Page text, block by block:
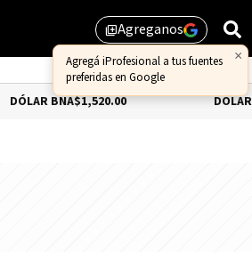
library_addAgreganos
$1,520.00 DÓLAR BLUE-0.66%